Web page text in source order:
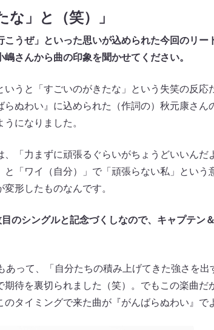
な」と（笑）」
うぜ」といった思いが込められた今回のリー
さんから曲の印象を聞かせてください。
うと「すごいのがきたな」という失笑の反応
らぬわい』に込められた（作詞の）秋元康さん
になりました。
「力まずに頑張るぐらいがちょうどいいんだ
「ワイ（自分）」で「頑張らない私」という
形したものなんです。
のシングルと記念づくしなので、キャプテン
って、「自分たちの積み上げてきた強さを出
期待を裏切られました（笑）。でもこの楽曲だ
タイミングで来た曲が『がんばらぬわい』で